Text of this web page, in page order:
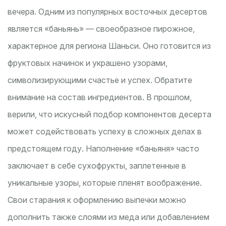
вечера. Одним из популярных восточных десертов
является «баньянь» — своеобразное пирожное,
характерное для региона Шаньси. Оно готовится из
фруктовых начинок и украшено узорами,
символизирующими счастье и успех. Обратите
внимание на состав ингредиентов. В прошлом,
верили, что искусный подбор компонентов десерта
может содействовать успеху в сложных делах в
предстоящем году. Наполнение «баньяня» часто
заключает в себе сухофрукты, заплетенные в
уникальные узоры, которые пленят воображение.
Свои старания к оформлению выпечки можно
дополнить также слоями из меда или добавлением